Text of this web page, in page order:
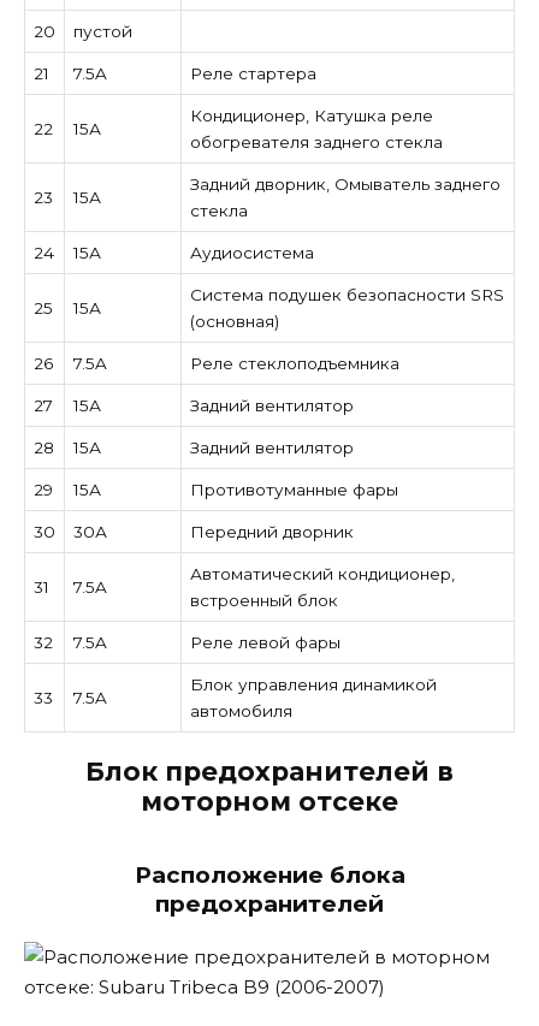
20 пустой
21 7.5A Реле стартера
22 15А
Кондиционер, Катушка реле
обогревателя заднего стекла
23 15А
Задний дворник, Омыватель заднего
стекла
24 15А Аудиосистема
25 15А
Система подушек безопасности SRS
(основная)
26 7.5A Реле стеклоподъемника
27 15А Задний вентилятор
28 15А Задний вентилятор
29 15А Противотуманные фары
30 30А Передний дворник
31 7.5A
Автоматический кондиционер,
встроенный блок
32 7.5A Реле левой фары
33 7.5A
Блок управления динамикой
автомобиля
Блок предохранителей в
моторном отсеке
Расположение блока
предохранителей